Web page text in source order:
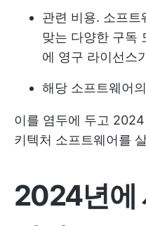
관련 비용. 소프트
맞는 다양한 구독
에 영구 라이선스
해당 소프트웨어
이를 염두에 두고
키텍처 소프트웨어를
2024년에